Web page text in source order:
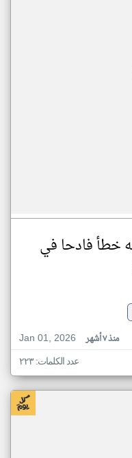
خطأ فادحا في
Jan 01, 2026
منذ ٧ أشهر
عدد الكلمات: ٢٢٣